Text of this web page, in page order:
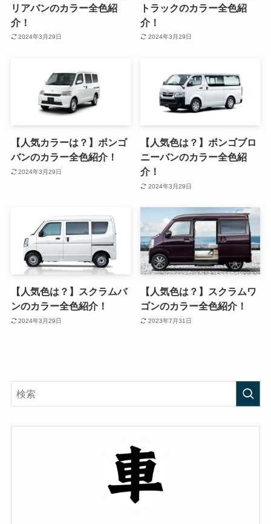
リアバンのカラー全色紹
介！
2024年3月29日
トラックのカラー全色紹
介！
2024年3月29日
【人気カラーは？】ボンゴ
バンのカラー全色紹介！
2024年3月29日
【人気色は？】ボンゴブロ
ニーバンのカラー全色紹
介！
2024年3月29日
【人気色は？】スクラムバ
ンのカラー全色紹介！
2024年3月29日
【人気色は？】スクラムワ
ゴンのカラー全色紹介！
2023年7月31日